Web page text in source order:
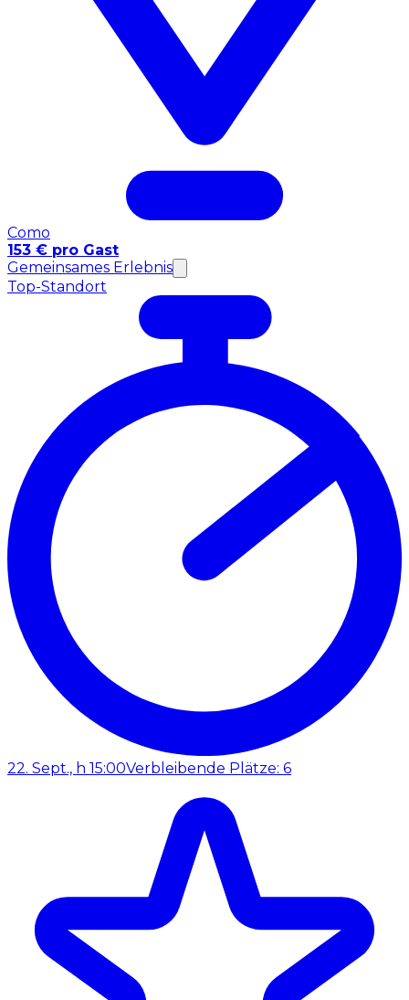
Como
153 € pro Gast
Gemeinsames Erlebnis
Top-Standort
22. Sept., h 15:00Verbleibende Plätze: 6